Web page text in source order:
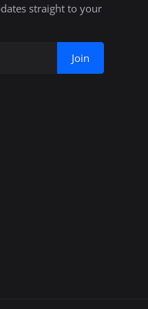
straight to your
Join